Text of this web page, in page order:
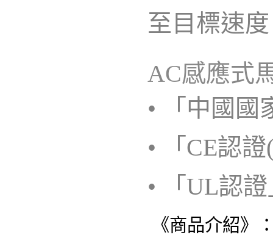
至目標速
AC感應式
• 「中國國
• 「CE認
• 「UL認
《商品介紹》